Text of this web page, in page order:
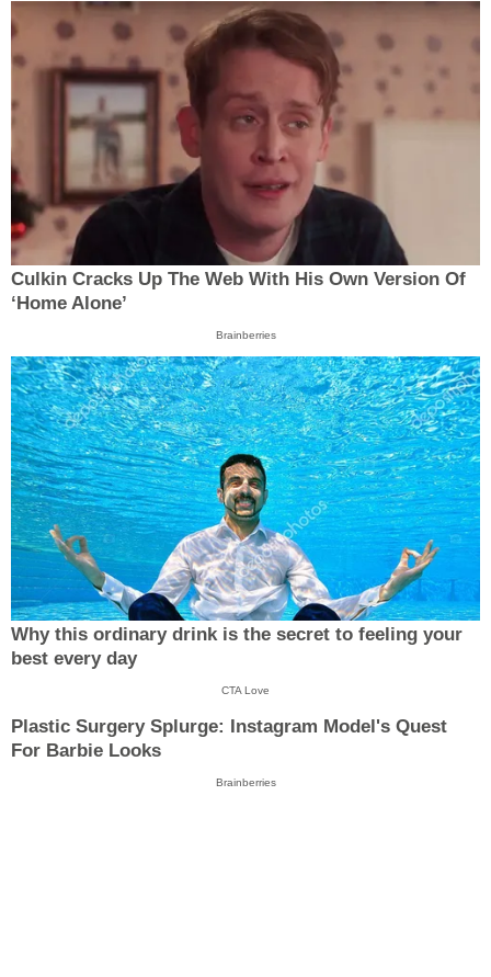
Culkin Cracks Up The Web With His Own Version Of
‘Home Alone’
Brainberries
Why this ordinary drink is the secret to feeling your
best every day
CTA Love
Plastic Surgery Splurge: Instagram Model's Quest
For Barbie Looks
Brainberries